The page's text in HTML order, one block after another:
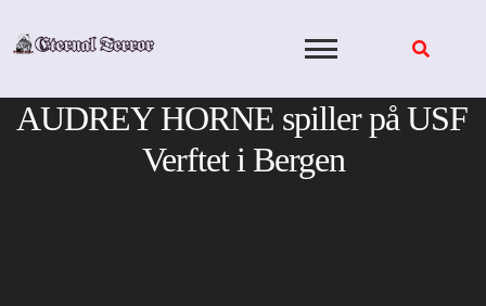
AUDREY HORNE spiller på USF
Verftet i Bergen